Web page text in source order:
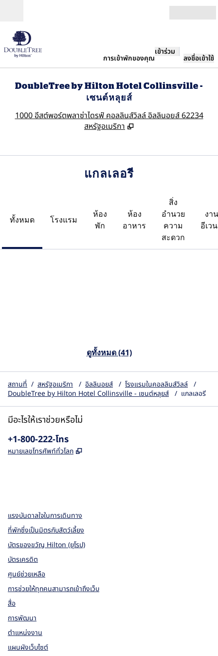
การเข้าพักของคุณ
เข้าร่วม
ลงชื่อเข้าใช้
DoubleTree by Hilton Hotel Collinsville -
เซนต์หลุยส์
1000 อีสต์พอร์ตพลาซ่าไดรฟ์ คอลลินส์วิลล์ อิลลินอยส์ 62234
สหรัฐอเมริกา
แกลเลอรี
ทั้งหมด โรงแรม
ห้อง
พัก
ห้อง
อาหาร
สิ่ง
อำนวย
ความ
สะดวก
งาน
อีเว
ดูทั้งหมด (41)
สถานที่ / สหรัฐอเมริกา / อิลลินอยส์ / โรงแรมในคอลลินส์วิลล์ /
DoubleTree by Hilton Hotel Collinsville - เซนต์หลุยส์ / แกลเลอรี
มีอะไรให้เราช่วยหรือไม่
โทรศัพท์:
+1-800-222-โทร
หมายเลขโทรศัพท์ทั่วโลก ,
แรงบันดาลใจในการเดินทาง
ที่พักซึ่งเป็นมิตรกับสัตว์เลี้ยง
บัตรของขวัญ Hilton (ยุโรป)
บัตรเครดิต
ศูนย์ช่วยเหลือ
การช่วยให้ทุกคนสามารถเข้าถึงเว็บ
สื่อ
การพัฒนา
ตำแหน่งงาน
แผนผังเว็บไซต์